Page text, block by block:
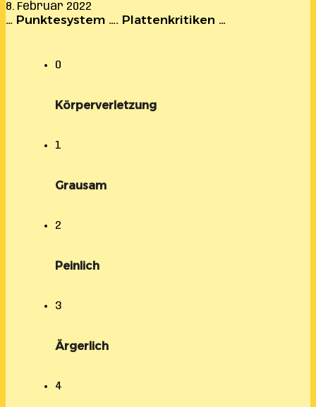
8. Februar 2022
… Punktesystem …. Plattenkritiken …
0
Körperverletzung
1
Grausam
2
Peinlich
3
Ärgerlich
4